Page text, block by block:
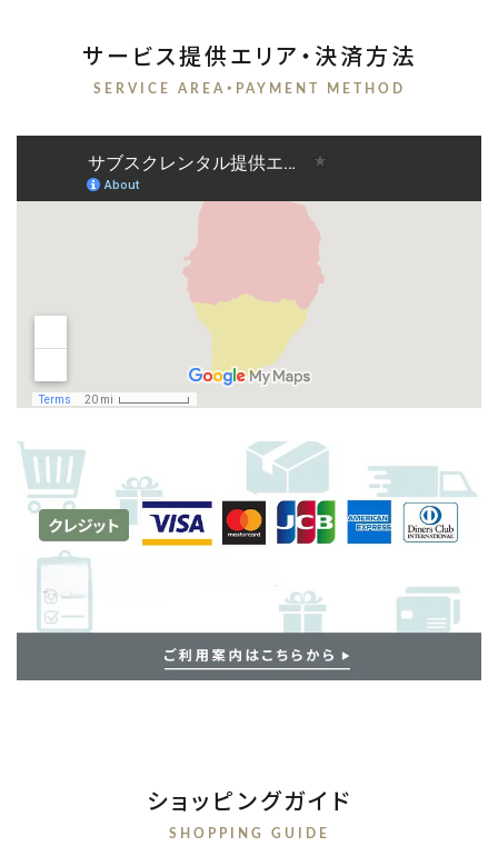
サービス提供エリア・決済方法
SERVICE AREA・PAYMENT METHOD
ショッピングガイド
SHOPPING GUIDE